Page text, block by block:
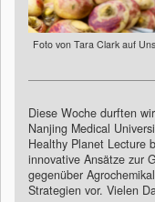
Foto von Tara Clark auf
Diese Woche durften
Nanjing Medical
Healthy Planet Lecture
innovative Ansätze zur
gegenüber
Strategien vor. Vielen